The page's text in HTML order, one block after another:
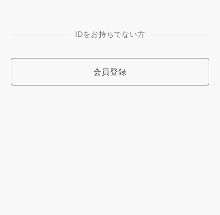
IDをお持ちでない方
会員登録